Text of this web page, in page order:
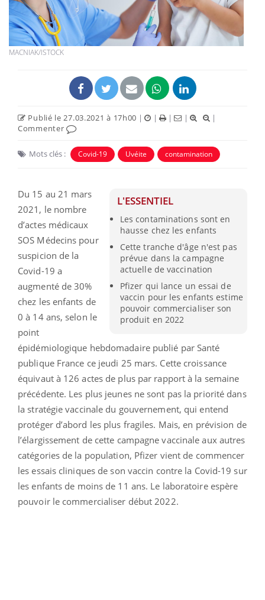
MACNIAK/ISTOCK
Publié le 27.03.2021 à 17h00 | | | |
|
Commenter
Mots clés : Covid-19 Uvéite contamination
L'ESSENTIEL
Les contaminations sont en
hausse chez les enfants
Cette tranche d'âge n'est pas
prévue dans la campagne
actuelle de vaccination
Pfizer qui lance un essai de
vaccin pour les enfants estime
pouvoir commercialiser son
produit en 2022
Du 15 au 21 mars
2021, le nombre
d’actes médicaux
SOS Médecins pour
suspicion de la
Covid-19 a
augmenté de 30%
chez les enfants de
0 à 14 ans, selon le
point
épidémiologique hebdomadaire publié par Santé
publique France ce jeudi 25 mars. Cette croissance
équivaut à 126 actes de plus par rapport à la semaine
précédente. Les plus jeunes ne sont pas la priorité dans
la stratégie vaccinale du gouvernement, qui entend
protéger d’abord les plus fragiles. Mais, en prévision de
l’élargissement de cette campagne vaccinale aux autres
catégories de la population, Pfizer vient de commencer
les essais cliniques de son vaccin contre la Covid-19 sur
les enfants de moins de 11 ans. Le laboratoire espère
pouvoir le commercialiser début 2022.